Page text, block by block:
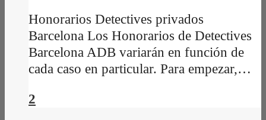
Honorarios Detectives privados
Barcelona Los Honorarios de Detectives
Barcelona ADB variarán en función de
cada caso en particular. Para empezar,…
2